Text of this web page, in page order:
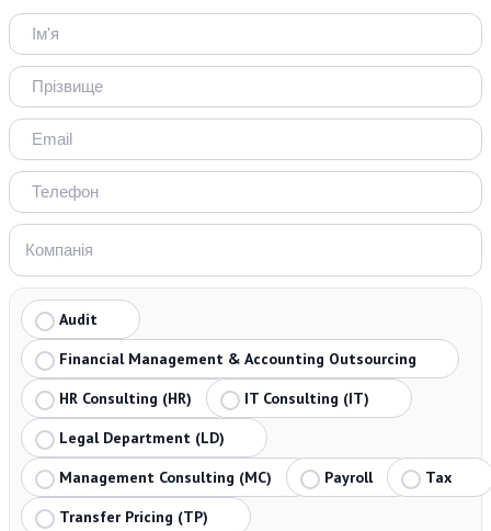
Audit
Financial Management & Accounting Outsourcing
HR Consulting (HR)
IT Consulting (IT)
Legal Department (LD)
Management Consulting (MC)
Payroll
Tax
Transfer Pricing (TP)